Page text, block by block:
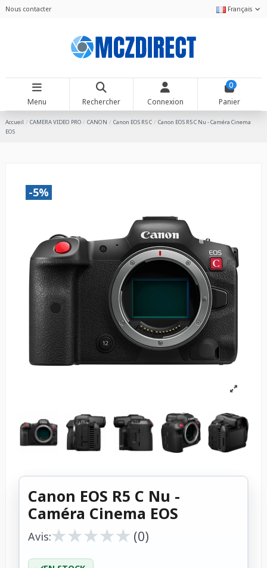
Nous contacter Français
Menu Rechercher Connexion
0
Panier
Accueil CAMERA VIDEO PRO CANON Canon EOS R5 C
Canon EOS R5 C Nu - Caméra Cinema
EOS
-5%
Canon EOS R5 C Nu -
Caméra Cinema EOS
Avis:★
★★
★★
★★
★★
★ (0)